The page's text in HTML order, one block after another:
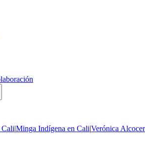
Cali|Minga Indígena en Cali|Verónica Alcocer